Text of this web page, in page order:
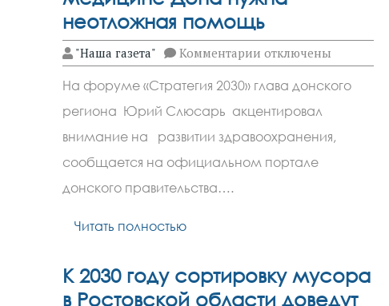
неотложная помощь
"Наша газета" Комментариик
записи
Слюсарь
подчеркнул,
что
медицине
Дона
нужна
неотложная
отключены
На форуме «Стратегия 2030» глава донского
региона Юрий Слюсарь акцентировал
внимание на развитии здравоохранения,
сообщается на официальном портале
донского правительства….
Читать полностью
К 2030 году сортировку мусора
в Ростовской области доведут